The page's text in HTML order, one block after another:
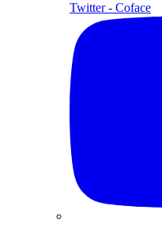
Twitter- Coface